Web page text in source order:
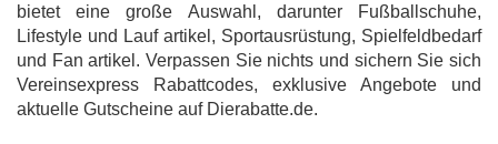
bietet eine große Auswahl, darunter Fußballschuhe,
Lifestyle und Lauf artikel, Sportausrüstung, Spielfeldbedarf
und Fan artikel. Verpassen Sie nichts und sichern Sie sich
Vereinsexpress Rabattcodes, exklusive Angebote und
aktuelle Gutscheine auf Dierabatte.de.